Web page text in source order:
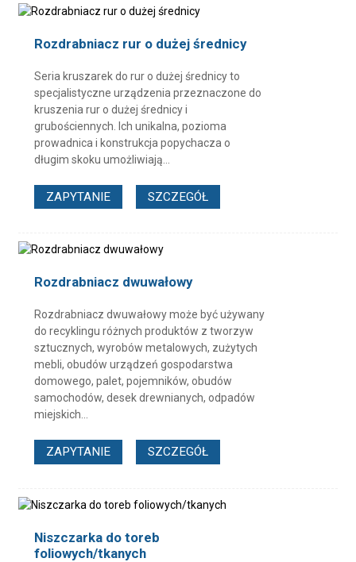
Rozdrabniacz rur o dużej średnicy
Seria kruszarek do rur o dużej średnicy to
specjalistyczne urządzenia przeznaczone do
kruszenia rur o dużej średnicy i
grubościennych. Ich unikalna, pozioma
prowadnica i konstrukcja popychacza o
długim skoku umożliwiają...
ZAPYTANIE SZCZEGÓŁ
Rozdrabniacz dwuwałowy
Rozdrabniacz dwuwałowy może być używany
do recyklingu różnych produktów z tworzyw
sztucznych, wyrobów metalowych, zużytych
mebli, obudów urządzeń gospodarstwa
domowego, palet, pojemników, obudów
samochodów, desek drewnianych, odpadów
miejskich...
ZAPYTANIE SZCZEGÓŁ
Niszczarka do toreb
foliowych/tkanych